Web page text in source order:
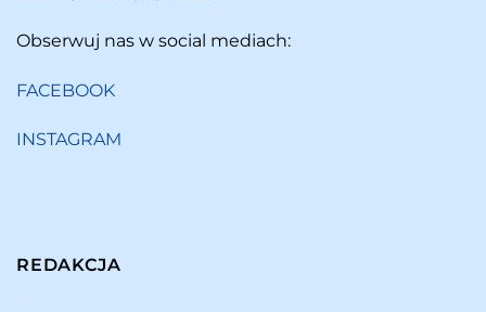
Obserwuj nas w social mediach:
FACEBOOK
INSTAGRAM
REDAKCJA